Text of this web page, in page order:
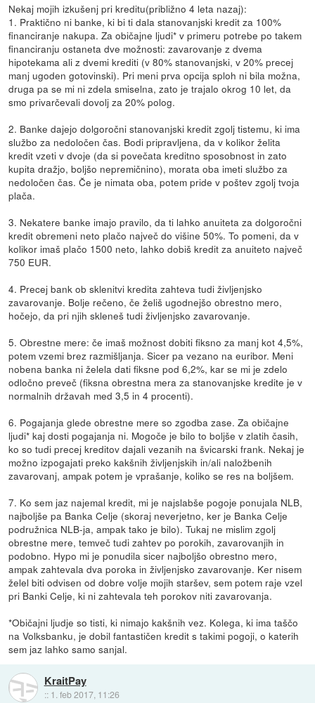
Nekaj mojih izkušenj pri kreditu(približno 4 leta nazaj):
1. Praktično ni banke, ki bi ti dala stanovanjski kredit za 100%
financiranje nakupa. Za običajne ljudi* v primeru potrebe po takem
financiranju ostaneta dve možnosti: zavarovanje z dvema
hipotekama ali z dvemi krediti (v 80% stanovanjski, v 20% precej
manj ugoden gotovinski). Pri meni prva opcija sploh ni bila možna,
druga pa se mi ni zdela smiselna, zato je trajalo okrog 10 let, da
smo privarčevali dovolj za 20% polog.
2. Banke dajejo dolgoročni stanovanjski kredit zgolj tistemu, ki ima
službo za nedoločen čas. Bodi pripravljena, da v kolikor želita
kredit vzeti v dvoje (da si povečata kreditno sposobnost in zato
kupita dražjo, boljšo nepremičnino), morata oba imeti službo za
nedoločen čas. Če je nimata oba, potem pride v poštev zgolj tvoja
plača.
3. Nekatere banke imajo pravilo, da ti lahko anuiteta za dolgoročni
kredit obremeni neto plačo največ do višine 50%. To pomeni, da v
kolikor imaš plačo 1500 neto, lahko dobiš kredit za anuiteto največ
750 EUR.
4. Precej bank ob sklenitvi kredita zahteva tudi življenjsko
zavarovanje. Bolje rečeno, če želiš ugodnejšo obrestno mero,
hočejo, da pri njih skleneš tudi življenjsko zavarovanje.
5. Obrestne mere: če imaš možnost dobiti fiksno za manj kot 4,5%,
potem vzemi brez razmišljanja. Sicer pa vezano na euribor. Meni
nobena banka ni želela dati fiksne pod 6,2%, kar se mi je zdelo
odločno preveč (fiksna obrestna mera za stanovanjske kredite je v
normalnih državah med 3,5 in 4 procenti).
6. Pogajanja glede obrestne mere so zgodba zase. Za običajne
ljudi* kaj dosti pogajanja ni. Mogoče je bilo to boljše v zlatih časih,
ko so tudi precej kreditov dajali vezanih na švicarski frank. Nekaj je
možno izpogajati preko kakšnih življenjskih in/ali naložbenih
zavarovanj, ampak potem je vprašanje, koliko se res na boljšem.
7. Ko sem jaz najemal kredit, mi je najslabše pogoje ponujala NLB,
najboljše pa Banka Celje (skoraj neverjetno, ker je Banka Celje
podružnica NLB-ja, ampak tako je bilo). Tukaj ne mislim zgolj
obrestne mere, temveč tudi zahtev po porokih, zavarovanjih in
podobno. Hypo mi je ponudila sicer najboljšo obrestno mero,
ampak zahtevala dva poroka in življenjsko zavarovanje. Ker nisem
želel biti odvisen od dobre volje mojih staršev, sem potem raje vzel
pri Banki Celje, ki ni zahtevala teh porokov niti zavarovanja.
*Običajni ljudje so tisti, ki nimajo kakšnih vez. Kolega, ki ima taščo
na Volksbanku, je dobil fantastičen kredit s takimi pogoji, o katerih
sem jaz lahko samo sanjal.
KraitPay
:: 1. feb 2017, 11:26